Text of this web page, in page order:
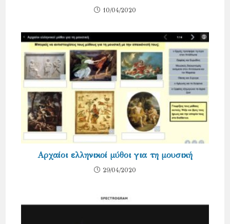
10/04/2020
Αρχαίοι ελληνικοί μύθοι για τη μουσική
29/04/2020